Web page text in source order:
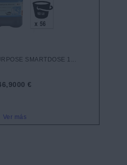
SMARTDOSE 1...
€
Ver más